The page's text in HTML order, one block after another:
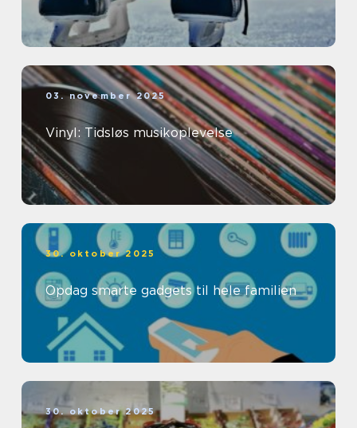
03. november 2025
Vinyl: Tidsløs musikoplevelse
30. oktober 2025
Opdag smarte gadgets til hele familien
30. oktober 2025